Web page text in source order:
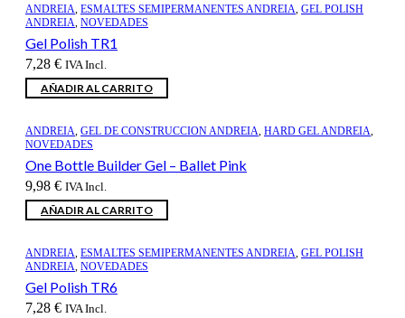
ANDREIA, ESMALTES SEMIPERMANENTES ANDREIA, GEL POLISH
ANDREIA, NOVEDADES
Gel Polish TR1
7,28 € IVA Incl.
AÑADIR AL CARRITO
ANDREIA, GEL DE CONSTRUCCION ANDREIA, HARD GEL ANDREIA,
NOVEDADES
One Bottle Builder Gel – Ballet Pink
9,98 € IVA Incl.
AÑADIR AL CARRITO
ANDREIA, ESMALTES SEMIPERMANENTES ANDREIA, GEL POLISH
ANDREIA, NOVEDADES
Gel Polish TR6
7,28 € IVA Incl.